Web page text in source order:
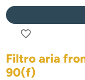
favorite_border
Filtro aria
90(f)